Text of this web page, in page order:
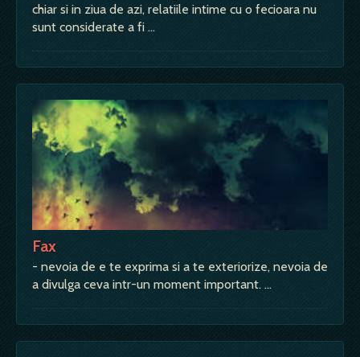
chiar si in ziua de azi, relatiile intime cu o fecioara nu
sunt considerate a fi …
Fax
- nevoia de e te exprima si a te exteriorize, nevoia de
a divulga ceva intr-un moment important. …